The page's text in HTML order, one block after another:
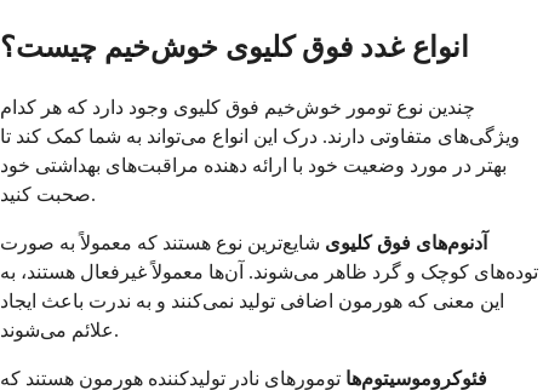
انواع غدد فوق کلیوی خوش‌خیم چیست؟
چندین نوع تومور خوش‌خیم فوق کلیوی وجود دارد که هر کدام
ویژگی‌های متفاوتی دارند. درک این انواع می‌تواند به شما کمک کند تا
بهتر در مورد وضعیت خود با ارائه دهنده مراقبت‌های بهداشتی خود
صحبت کنید.
آدنوم‌های فوق کلیوی شایع‌ترین نوع هستند که معمولاً به صورت
توده‌های کوچک و گرد ظاهر می‌شوند. آن‌ها معمولاً غیرفعال هستند، به
این معنی که هورمون اضافی تولید نمی‌کنند و به ندرت باعث ایجاد
علائم می‌شوند.
فئوکروموسیتوم‌ها تومورهای نادر تولیدکننده هورمون هستند که